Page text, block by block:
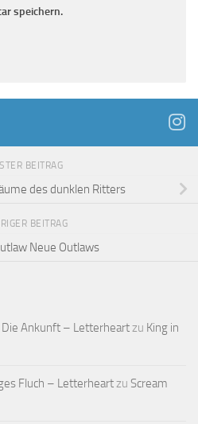
speichern.
BEITRAG
des dunklen Ritters
BEITRAG
Neue Outlaws
Die Ankunft – Letterheartzu King in
Fluch – Letterheartzu Scream